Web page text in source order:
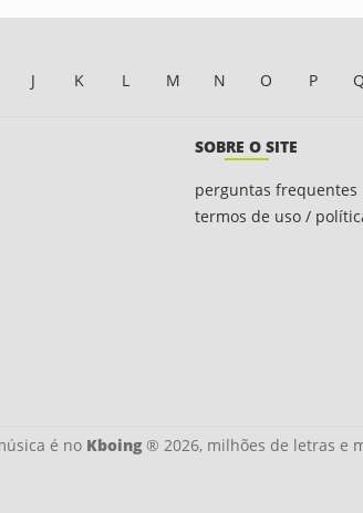
J K L M N O P Q
SOBRE O SITE
perguntas frequentes
termos de uso /
é no Kboing® 2026, milhões de letras e